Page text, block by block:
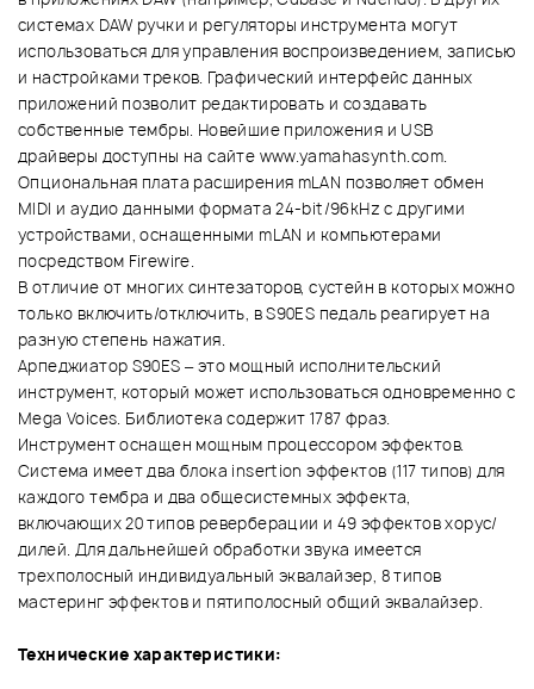
системах DAW ручки и регуляторы инструмента могут
использоваться для управления воспроизведением, записью
и настройками треков. Графический интерфейс данных
приложений позволит редактировать и создавать
собственные тембры. Новейшие приложения и USB
драйверы доступны на сайте www.yamahasynth.com.
Опциональная плата расширения mLAN позволяет обмен
MIDI и аудио данными формата 24-bit/96kHz с другими
устройствами, оснащенными mLAN и компьютерами
посредством Firewire.
В отличие от многих синтезаторов, сустейн в которых можно
только включить/отключить, в S90ES педаль реагирует на
разную степень нажатия.
Арпеджиатор S90ES – это мощный исполнительский
инструмент, который может использоваться одновременно с
Mega Voices. Библиотека содержит 1787 фраз.
Инструмент оснащен мощным процессором эффектов.
Система имеет два блока insertion эффектов (117 типов) для
каждого тембра и два общесистемных эффекта,
включающих 20 типов реверберации и 49 эффектов хорус/
дилей. Для дальнейшей обработки звука имеется
трехполосный индивидуальный эквалайзер, 8 типов
мастеринг эффектов и пятиполосный общий эквалайзер.
Технические характеристики: